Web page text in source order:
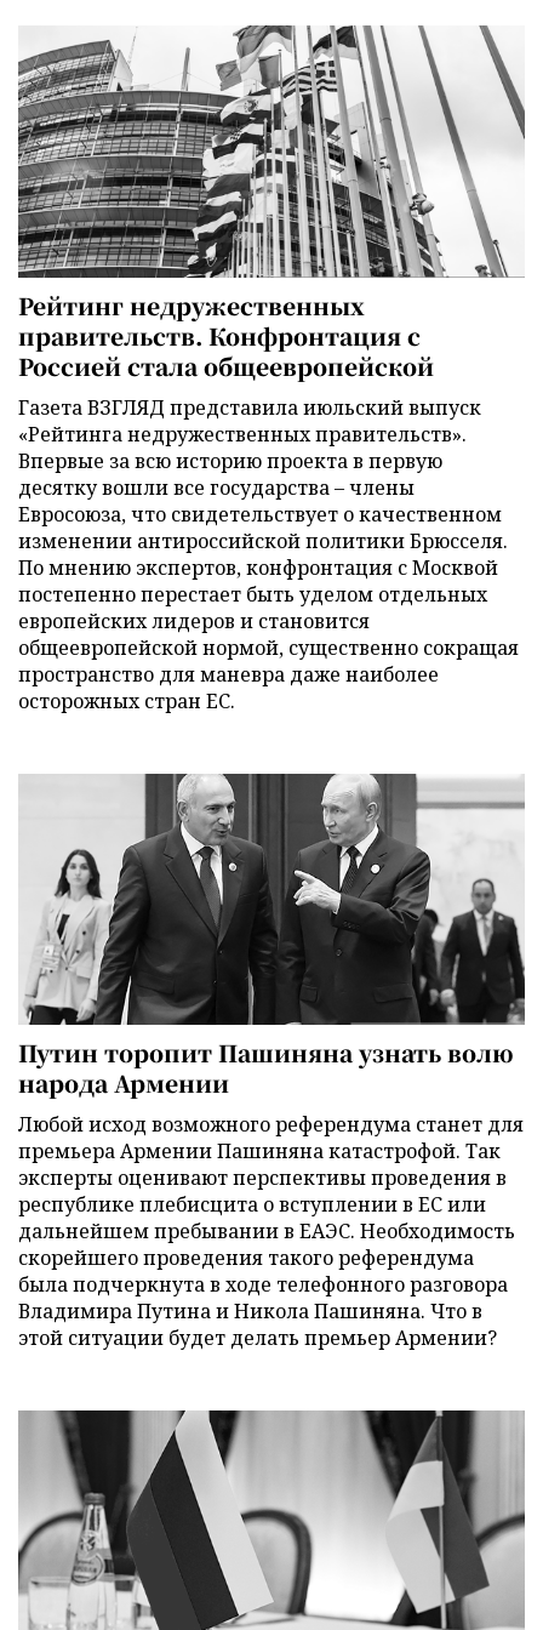
Рейтинг недружественных
правительств. Конфронтация с
Россией стала общеевропейской
Газета ВЗГЛЯД представила июльский выпуск
«Рейтинга недружественных правительств».
Впервые за всю историю проекта в первую
десятку вошли все государства – члены
Евросоюза, что свидетельствует о качественном
изменении антироссийской политики Брюсселя.
По мнению экспертов, конфронтация с Москвой
постепенно перестает быть уделом отдельных
европейских лидеров и становится
общеевропейской нормой, существенно сокращая
пространство для маневра даже наиболее
осторожных стран ЕС.
Путин торопит Пашиняна узнать волю
народа Армении
Любой исход возможного референдума станет для
премьера Армении Пашиняна катастрофой. Так
эксперты оценивают перспективы проведения в
республике плебисцита о вступлении в ЕС или
дальнейшем пребывании в ЕАЭС. Необходимость
скорейшего проведения такого референдума
была подчеркнута в ходе телефонного разговора
Владимира Путина и Никола Пашиняна. Что в
этой ситуации будет делать премьер Армении?